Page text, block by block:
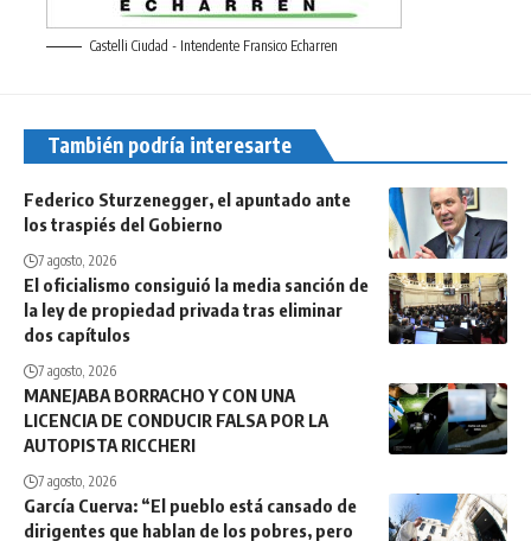
Castelli Ciudad - Intendente Fransico Echarren
También podría interesarte
Federico Sturzenegger, el apuntado ante
los traspiés del Gobierno
7 agosto, 2026
El oficialismo consiguió la media sanción de
la ley de propiedad privada tras eliminar
dos capítulos
7 agosto, 2026
MANEJABA BORRACHO Y CON UNA
LICENCIA DE CONDUCIR FALSA POR LA
AUTOPISTA RICCHERI
7 agosto, 2026
García Cuerva: “El pueblo está cansado de
dirigentes que hablan de los pobres, pero